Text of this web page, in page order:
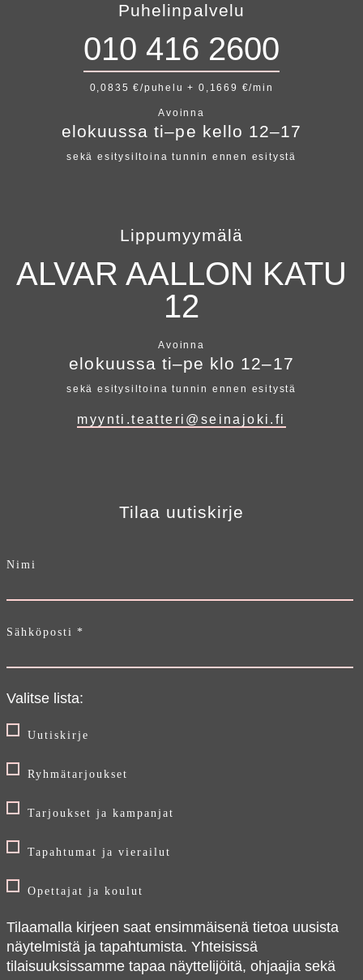
Puhelinpalvelu
010 416 2600
0,0835 €/puhelu + 0,1669 €/min
Avoinna
elokuussa ti–pe kello 12–17
sekä esitysiltoina tunnin ennen esitystä
Lippumyymälä
ALVAR AALLON KATU
12
Avoinna
elokuussa ti–pe klo 12–17
sekä esitysiltoina tunnin ennen esitystä
myynti.teatteri@seinajoki.fi
Tilaa uutiskirje
Nimi
Sähköposti *
Valitse lista:
Uutiskirje
Ryhmätarjoukset
Tarjoukset ja kampanjat
Tapahtumat ja vierailut
Opettajat ja koulut
Tilaamalla kirjeen saat ensimmäisenä tietoa uusista
näytelmistä ja tapahtumista. Yhteisissä
tilaisuuksissamme tapaa näyttelijöitä, ohjaajia sekä